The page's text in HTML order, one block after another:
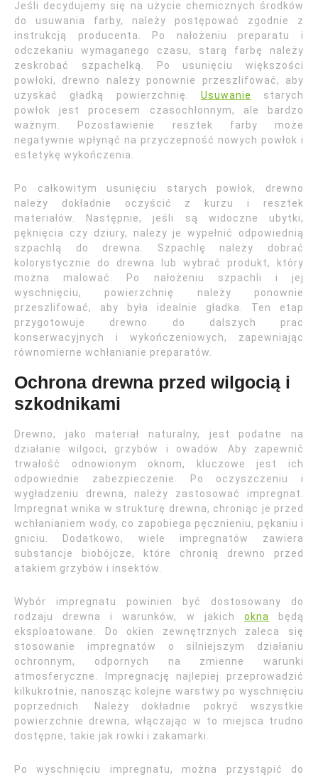
Jeśli decydujemy się na użycie chemicznych środków
do usuwania farby, należy postępować zgodnie z
instrukcją producenta. Po nałożeniu preparatu i
odczekaniu wymaganego czasu, starą farbę należy
zeskrobać szpachelką. Po usunięciu większości
powłoki, drewno należy ponownie przeszlifować, aby
uzyskać gładką powierzchnię. Usuwanie
starych
powłok jest procesem czasochłonnym, ale bardzo
ważnym. Pozostawienie resztek farby może
negatywnie wpłynąć na przyczepność nowych powłok i
estetykę wykończenia.
Po całkowitym usunięciu starych powłok, drewno
należy dokładnie oczyścić z kurzu i resztek
materiałów. Następnie, jeśli są widoczne ubytki,
pęknięcia czy dziury, należy je wypełnić odpowiednią
szpachlą do drewna. Szpachlę należy dobrać
kolorystycznie do drewna lub wybrać produkt, który
można malować. Po nałożeniu szpachli i jej
wyschnięciu, powierzchnię należy ponownie
przeszlifować, aby była idealnie gładka. Ten etap
przygotowuje drewno do dalszych prac
konserwacyjnych i wykończeniowych, zapewniając
równomierne wchłanianie preparatów.
Ochrona drewna przed wilgocią i
szkodnikami
Drewno, jako materiał naturalny, jest podatne na
działanie wilgoci, grzybów i owadów. Aby zapewnić
trwałość odnowionym oknom, kluczowe jest ich
odpowiednie zabezpieczenie. Po oczyszczeniu i
wygładzeniu drewna, należy zastosować impregnat.
Impregnat wnika w strukturę drewna, chroniąc je przed
wchłanianiem wody, co zapobiega pęcznieniu, pękaniu i
gniciu. Dodatkowo, wiele impregnatów zawiera
substancje biobójcze, które chronią drewno przed
atakiem grzybów i insektów.
Wybór impregnatu powinien być dostosowany do
rodzaju drewna i warunków, w jakich okna
będą
eksploatowane. Do okien zewnętrznych zaleca się
stosowanie impregnatów o silniejszym działaniu
ochronnym, odpornych na zmienne warunki
atmosferyczne. Impregnację najlepiej przeprowadzić
kilkukrotnie, nanosząc kolejne warstwy po wyschnięciu
poprzednich. Należy dokładnie pokryć wszystkie
powierzchnie drewna, włączając w to miejsca trudno
dostępne, takie jak rowki i zakamarki.
Po wyschnięciu impregnatu, można przystąpić do